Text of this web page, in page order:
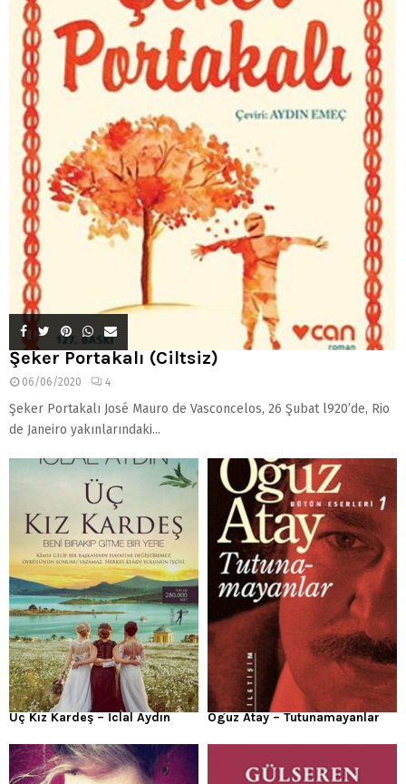
Şeker Portakalı (Ciltsiz)
06/06/2020 4
Şeker Portakalı José Mauro de Vasconcelos, 26 Şubat l920’de, Rio
de Janeiro yakınlarındaki...
Üç Kız Kardeş – İclal Aydın Oguz Atay – Tutunamayanlar